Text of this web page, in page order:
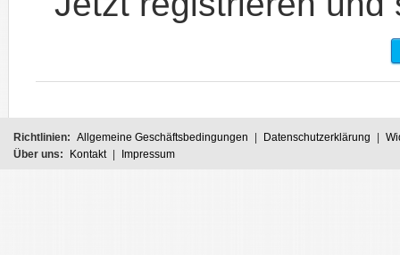
Richtlinien: Allgemeine Geschäftsbedingungen Datenschutzerklärung
Über uns:
Kontakt Impressum